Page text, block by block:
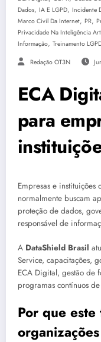
Dados, IA E LGPD, Incidente
Marco Civil Da Internet, PR,
Privacidade Na Inteligência
Informação, Treinamento
Redação OT3N
ECA
para
Empresas e
normalmente buscam
proteção de dados,
responsável de
A DataShield Brasil
Service, capacitações,
ECA Digital, gestão de
programas contínuos
Por que